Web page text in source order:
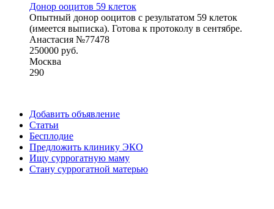
Донор ооцитов 59 клеток
Опытный донор ооцитов с результатом 59 клеток
(имеется выписка). Готова к протоколу в сентябре.
Анастасия №77478
250000 руб.
Москва
290
Добавить объявление
Статьи
Бесплодие
Предложить клинику ЭКО
Ищу суррогатную маму
Стану суррогатной матерью